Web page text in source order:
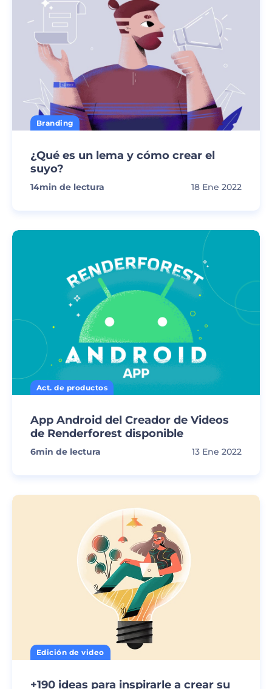
Branding
¿Qué es un lema y cómo crear el
suyo?
14min de lectura 18 Ene 2022
Act. de productos
App Android del Creador de Videos
de Renderforest disponible
6min de lectura 13 Ene 2022
Edición de video
+190 ideas para inspirarle a crear su